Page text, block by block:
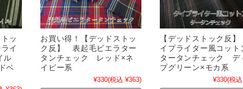
ッ
イ
ル
ベ
お買い得！【デッドストッ
ク反】 表起毛ビエラター
タンチェック レッド×ネ
イビー系
¥330(税込 ¥363)
【デッドストック反
イプライター風コット
タータンチェック デ
プグリーン×モカ系
¥330(税